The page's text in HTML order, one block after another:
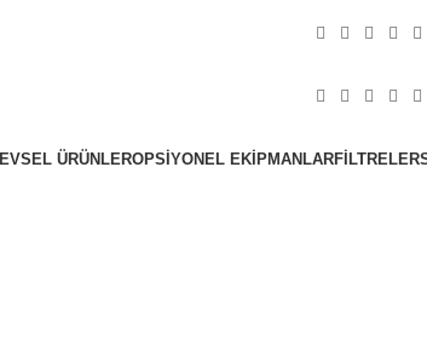
EVSEL ÜRÜNLEROPSIYONEL EKIPMANLARFILTRELER